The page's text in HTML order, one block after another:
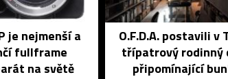
je nejmenší a
fullframe
na světě
O.F.D.A. postavili v
třípatrový rodinný
připomínající